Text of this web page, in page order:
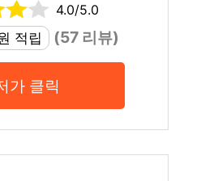
4.0/5.0
적립
(57 리뷰)
가 클릭